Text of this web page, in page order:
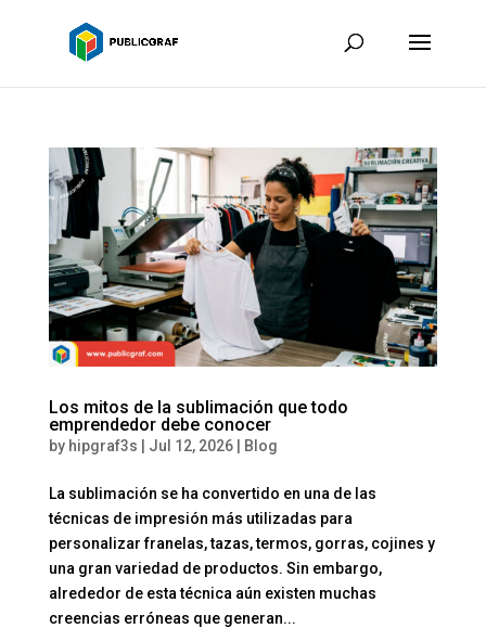
Los mitos de la sublimación que todo
emprendedor debe conocer
by hipgraf3s | Jul 12, 2026| Blog
La sublimación se ha convertido en una de las
técnicas de impresión más utilizadas para
personalizar franelas, tazas, termos, gorras, cojines y
una gran variedad de productos. Sin embargo,
alrededor de esta técnica aún existen muchas
creencias erróneas que generan...